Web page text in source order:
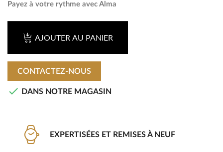
Payez à votre rythme avec Alma
AJOUTER AU PANIER
CONTACTEZ-NOUS
 DANS NOTRE MAGASIN
EXPERTISÉES ET REMISES À NEUF